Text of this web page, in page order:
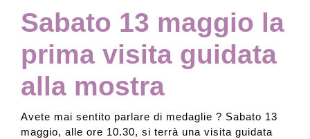
Cerca
Sabato 13 maggio la
prima visita guidata
alla mostra
Avete mai sentito parlare di medaglie ? Sabato 13
maggio, alle ore 10.30, si terrà una visita guidata